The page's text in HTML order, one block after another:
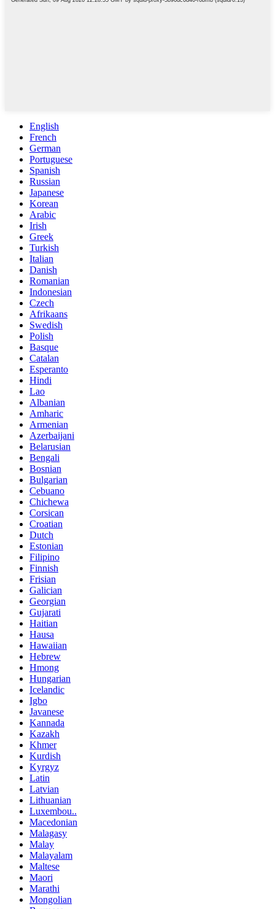
English
French
German
Portuguese
Spanish
Russian
Japanese
Korean
Arabic
Irish
Greek
Turkish
Italian
Danish
Romanian
Indonesian
Czech
Afrikaans
Swedish
Polish
Basque
Catalan
Esperanto
Hindi
Lao
Albanian
Amharic
Armenian
Azerbaijani
Belarusian
Bengali
Bosnian
Bulgarian
Cebuano
Chichewa
Corsican
Croatian
Dutch
Estonian
Filipino
Finnish
Frisian
Galician
Georgian
Gujarati
Haitian
Hausa
Hawaiian
Hebrew
Hmong
Hungarian
Icelandic
Igbo
Javanese
Kannada
Kazakh
Khmer
Kurdish
Kyrgyz
Latin
Latvian
Lithuanian
Luxembou..
Macedonian
Malagasy
Malay
Malayalam
Maltese
Maori
Marathi
Mongolian